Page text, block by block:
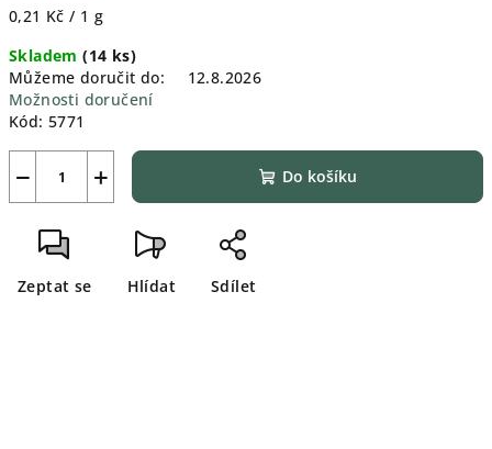
Měrná
0,21 Kč / 1 g
Skladem(14 ks)
Můžeme doručit do:
12.8.2026
Možnosti doručení
Kód: 5771
+
− Do košíku
Zeptat se Hlídat Sdílet